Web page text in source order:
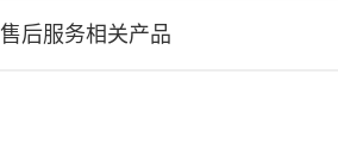
售后服务相关产品